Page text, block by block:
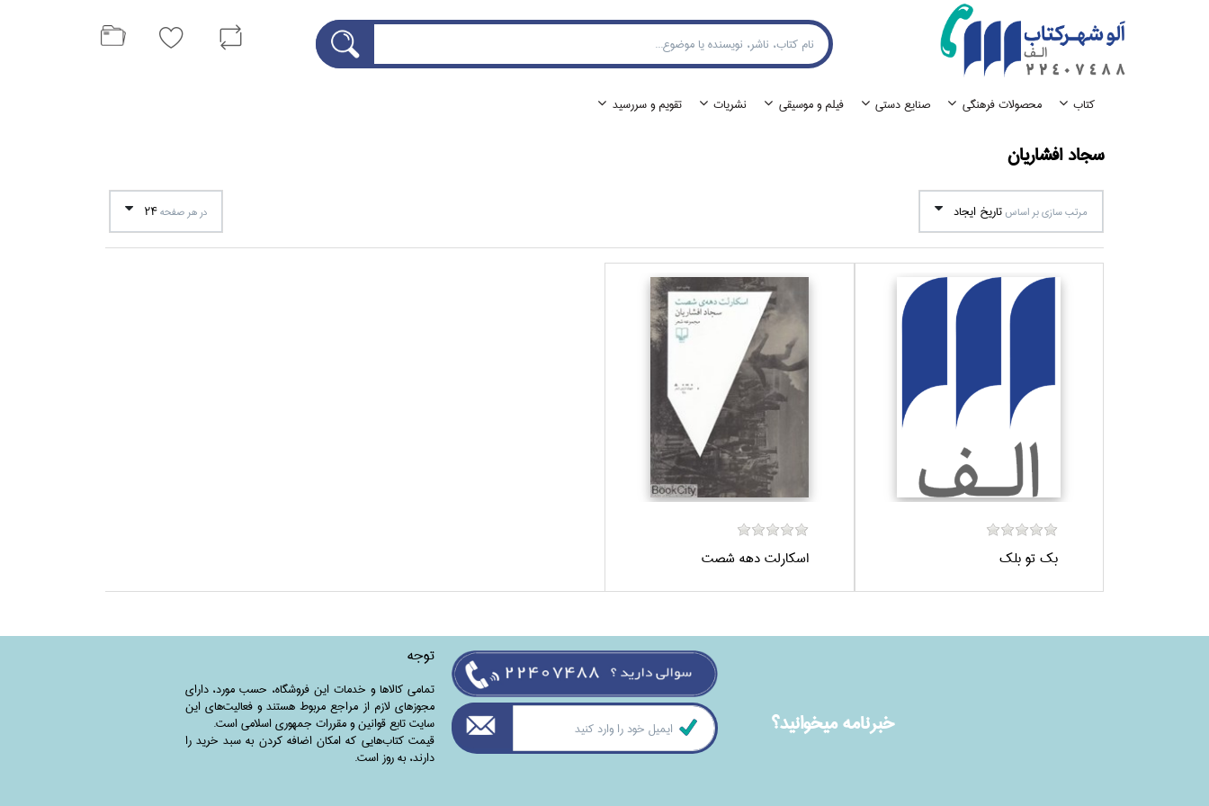
كتاب محصولات فرهنگي صنايع دستي فيلم و موسيقي نشريات تقويم و سررسيد
سجاد افشاريان
مرتب سازي بر اساس تاريخ ايجاد در هر صفحه24
بك تو بلك اسكارلت دهه شصت
خبرنامه ميخوانيد؟
توجه
تمامی‌ کالاها و خدمات این فروشگاه، حسب مورد،‌ دارای
مجوزهای لازم از مراجع مربوط هستند ‌و‌‌ فعالیت‌های این
سایت تابع قوانین و مقررات جمهوری اسلامی است.
قیمت کتاب‌هایی که امکان اضافه کردن به سبد خرید را
دارند،‌ به روز است.